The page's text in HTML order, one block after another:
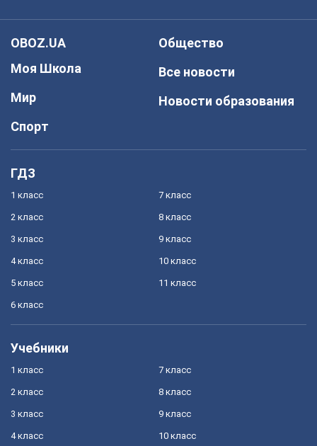
OBOZ.UA
Моя Школа
Мир
Спорт
Общество
Все новости
Новости образования
ГДЗ
1 класс
2 класс
3 класс
4 класс
5 класс
6 класс
7 класс
8 класс
9 класс
10 класс
11 класс
Учебники
1 класс
2 класс
3 класс
4 класс
7 класс
8 класс
9 класс
10 класс